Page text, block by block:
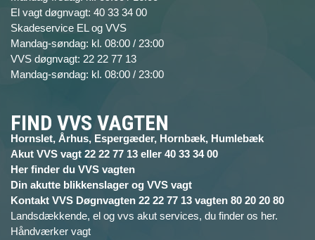
El vagt døgnvagt: 40 33 34 00
Skadeservice EL og VVS
Mandag-søndag: kl. 08:00 / 23:00
VVS døgnvagt: 22 22 77 13
Mandag-søndag: kl. 08:00 / 23:00
FIND VVS VAGTEN
Hornslet, Århus, Espergæder, Hornbæk, Humlebæk
Akut VVS vagt 22 22 77 13 eller 40 33 34 00
Her finder du VVS vagten
Din akutte blikkenslager og VVS vagt
Kontakt VVS Døgnvagten 22 22 77 13 vagten 80 20 20 80
Landsdækkende, el og vvs akut services, du finder os her.
Håndværker vagt